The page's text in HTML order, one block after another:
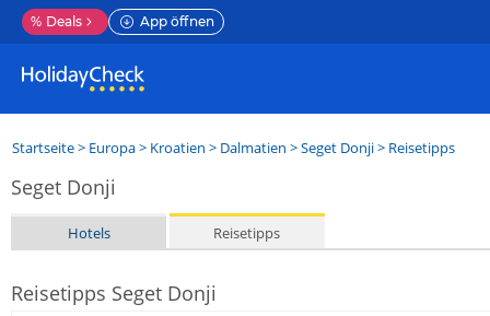
% Deals App öffnen
Startseite> Europa> Kroatien > Dalmatien >Seget Donji> Reisetipps
Seget Donji
Hotels Reisetipps
Reisetipps Seget Donji